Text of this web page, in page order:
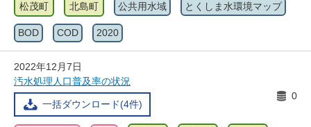
松茂町 北島町 公共用水域 とくしま水環境マップ
BOD COD 2020
2022年12月7日
汚水処理人口普及率の状況
一括ダウンロード(4件)
0